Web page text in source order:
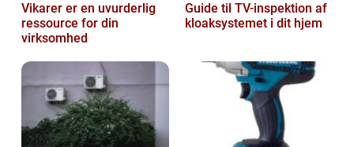
Vikarer er en uvurderlig
ressource for din
virksomhed
Guide til TV-inspektion af
kloaksystemet i dit hjem